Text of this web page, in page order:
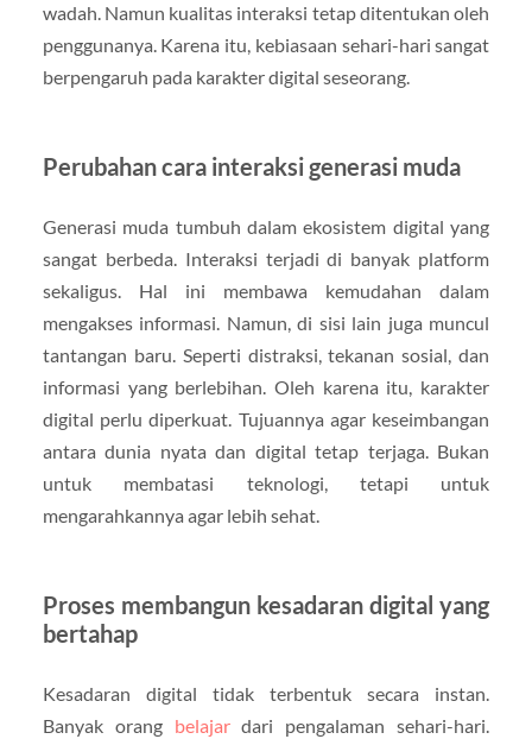
wadah. Namun kualitas interaksi tetap ditentukan oleh
penggunanya. Karena itu, kebiasaan sehari-hari sangat
berpengaruh pada karakter digital seseorang.
Perubahan cara interaksi generasi muda
Generasi muda tumbuh dalam ekosistem digital yang
sangat berbeda. Interaksi terjadi di banyak platform
sekaligus. Hal ini membawa kemudahan dalam
mengakses informasi. Namun, di sisi lain juga muncul
tantangan baru. Seperti distraksi, tekanan sosial, dan
informasi yang berlebihan. Oleh karena itu, karakter
digital perlu diperkuat. Tujuannya agar keseimbangan
antara dunia nyata dan digital tetap terjaga. Bukan
untuk membatasi teknologi, tetapi untuk
mengarahkannya agar lebih sehat.
Proses membangun kesadaran digital yang
bertahap
Kesadaran digital tidak terbentuk secara instan.
Banyak orang belajardari pengalaman sehari-hari.